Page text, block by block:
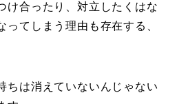
け合ったり、対立したくはな
ってしまう理由も存在する、
ちは消えていないんじゃない